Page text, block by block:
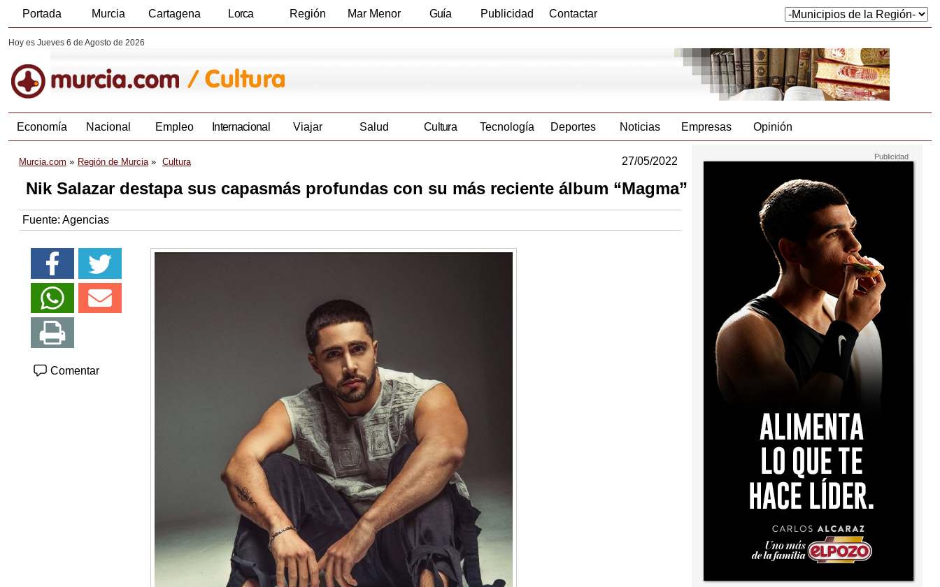
Portada Murcia Cartagena Lorca Región Mar Menor Guía Publicidad Contactar
Hoy es Jueves 6 de Agosto de 2026
Economía Nacional Empleo Internacional Viajar Salud Cultura Tecnología Deportes Noticias Empresas Opinión
Murcia.com Región de Murcia Cultura 27/05/2022
Nik Salazar destapa sus capasmás profundas con su más reciente álbum “Magma”
Fuente: Agencias
Comentar